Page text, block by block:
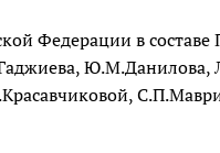
Федерации в составе